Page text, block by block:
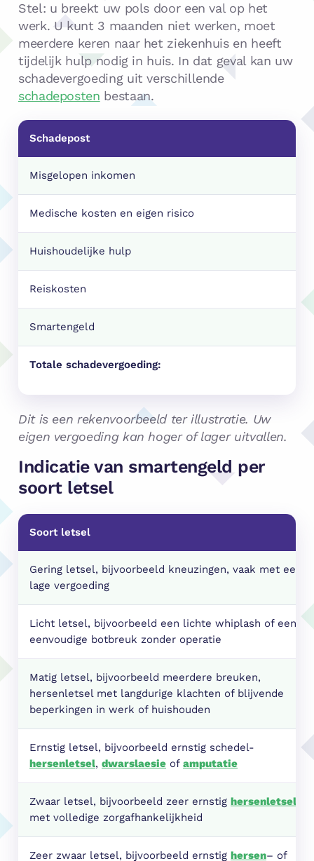
Stel: u breekt uw pols door een val op het
werk. U kunt 3 maanden niet werken, moet
meerdere keren naar het ziekenhuis en heeft
tijdelijk hulp nodig in huis. In dat geval kan uw
schadevergoeding uit verschillende
schadeposten bestaan.
Schadepost
Misgelopen inkomen
Medische kosten en eigen risico
Huishoudelijke hulp
Reiskosten
Smartengeld
Totale schadevergoeding:
Dit is een rekenvoorbeeld ter illustratie. Uw
eigen vergoeding kan hoger of lager uitvallen.
Indicatie van smartengeld per
soort letsel
Soort letsel
Gering letsel, bijvoorbeeld kneuzingen, vaak met een
lage vergoeding
Licht letsel, bijvoorbeeld een lichte whiplash of een
eenvoudige botbreuk zonder operatie
Matig letsel, bijvoorbeeld meerdere breuken,
hersenletsel met langdurige klachten of blijvende
beperkingen in werk of huishouden
Ernstig letsel, bijvoorbeeld ernstig schedel-
hersenletsel, dwarslaesie of amputatie
Zwaar letsel, bijvoorbeeld zeer ernstig hersenletsel
met volledige zorgafhankelijkheid
Zeer zwaar letsel, bijvoorbeeld ernstig hersen– of